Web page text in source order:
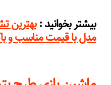
بیشتر بخوانید : بهترین
مدل با قیمت مناسب و